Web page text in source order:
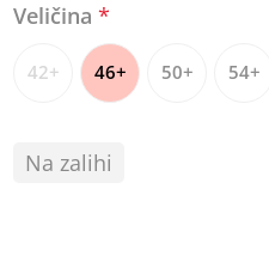
Veličina*
42+ 46+ 50+ 54+
Na zalihi